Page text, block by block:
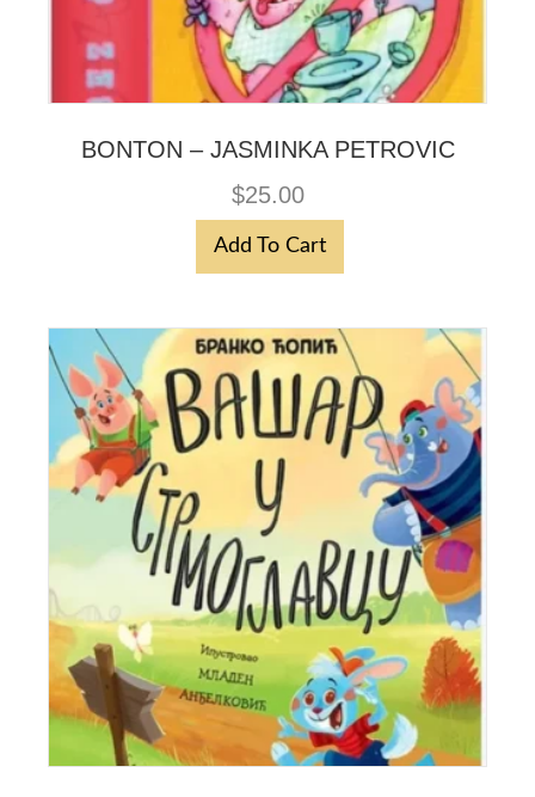
BONTON – JASMINKA PETROVIC
$25.00
Add To Cart